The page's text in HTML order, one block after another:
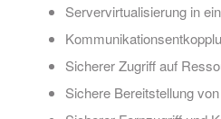
Servervirtualisierung in
Sicherer Zugriff auf
Sichere Bereitstellung